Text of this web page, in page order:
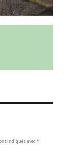
indiqués avec*